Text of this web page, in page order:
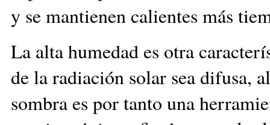
y se mantienen calientes más
La alta humedad es otra
de la radiación solar sea difusa,
sombra es por tanto una